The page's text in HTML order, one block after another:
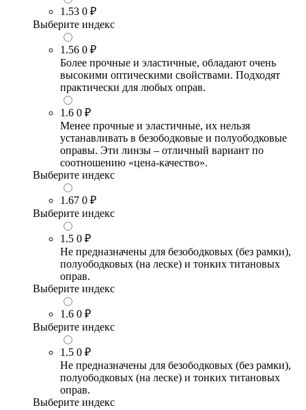
1.53 0 ₽
Выберите индекс
1.56 0 ₽
Более прочные и эластичные, обладают очень
высокими оптическими свойствами. Подходят
практически для любых оправ.
1.6 0 ₽
Менее прочные и эластичные, их нельзя
устанавливать в безободковые и полуободковые
оправы. Эти линзы – отличный вариант по
соотношению «цена-качество».
Выберите индекс
1.67 0 ₽
Выберите индекс
1.5 0 ₽
Не предназначены для безободковых (без рамки),
полуободковых (на леске) и тонких титановых
оправ.
Выберите индекс
1.6 0 ₽
Выберите индекс
1.5 0 ₽
Не предназначены для безободковых (без рамки),
полуободковых (на леске) и тонких титановых
оправ.
Выберите индекс